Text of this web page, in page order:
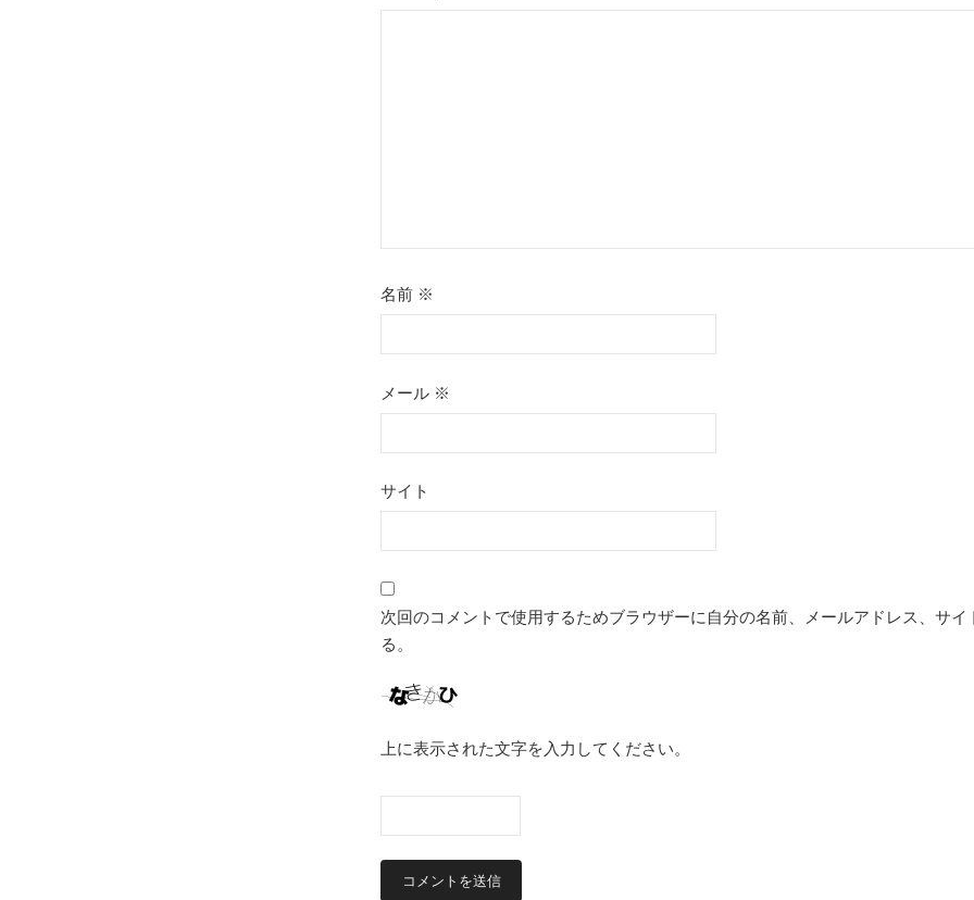
名前 ※
メール ※
サイト
次回のコメントで使用するためブラウザーに自分の名前、メールアドレス、サイ
る。
上に表示された文字を入力してください。